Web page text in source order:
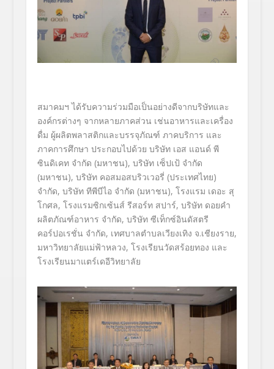
สมาคมฯ ได้รับความร่วมมือเป็นอย่างดีจากบริษัทและ
องค์กรต่างๆ จากหลายภาคส่วน เช่นอาหารและเครื่อง
ดื่ม ผู้ผลิตพลาสติกและบรรจุภัณฑ์ ภาคบริการ และ
ภาคการศึกษา ประกอบไปด้วย บริษัท เอส แอนด์ พี
ซินดิเคท จำกัด (มหาชน), บริษัท เซ็ปเป้ จำกัด
(มหาชน), บริษัท คอสมอสบริวเวอรี่ (ประเทศไทย)
จำกัด, บริษัท ทีพีบีไอ จำกัด (มหาชน), โรงแรม เดอะ สุ
โกศล, โรงแรมซิกเซ้นส์ รีสอร์ท สปาร์, บริษัท ดอยคำ
ผลิตภัณฑ์อาหาร จำกัด, บริษัท ซีเท็กซ์อินดัสตรี
คอร์ปอเรชั่น จำกัด, เทศบาลตำบลเวียงเทิง จ.เชียงราย,
มหาวิทยาลัยแม่ฟ้าหลวง, โรงเรียนวัดสร้อยทอง และ
โรงเรียนมาแตร์เดอีวิทยาลัย